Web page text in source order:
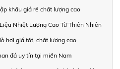
khẩu giá rẻ chất lượng cao
Nhiệt Lượng Cao Từ Thiên Nhiên
hơi giá tốt, chất lượng cao
đá uy tín tại miền Nam